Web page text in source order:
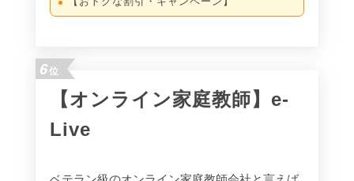
6位
【オンライン家庭教師】e-
Live